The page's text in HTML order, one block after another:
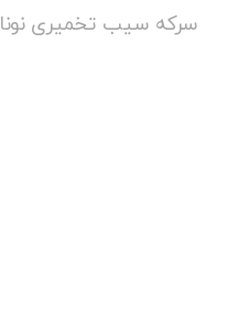
سرکه سیب تخمیری نونا 500 سی سی